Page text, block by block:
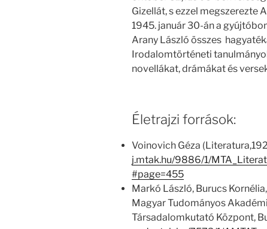
Gizellát, s ezzel megszerezte
1945. január 30-án a
Arany László összes
Irodalomtörténeti
novellákat, drámákat és
Életrajzi források:
Voinovich Géza
j.mtak.hu/9886/1/
#page=455
Markó László, Burucs
Magyar Tudományos
Társadalomkutató Központ,